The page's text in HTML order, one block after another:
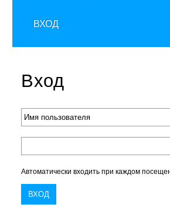
ВХОД
Вход
Автоматически входить при каждом